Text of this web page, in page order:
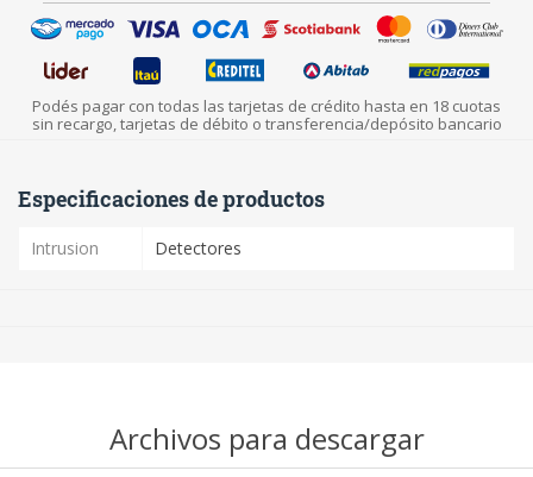
Podés pagar con todas las tarjetas de crédito hasta en 18 cuotas
sin recargo, tarjetas de débito o transferencia/depósito bancario
Especificaciones de productos
Intrusion Detectores
Archivos para descargar